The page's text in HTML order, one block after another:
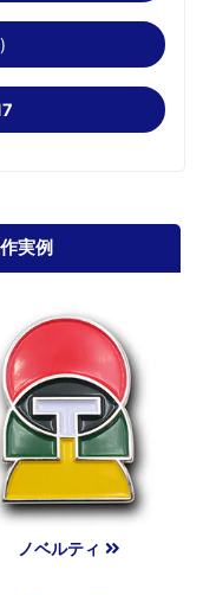
実例
ノベルティ